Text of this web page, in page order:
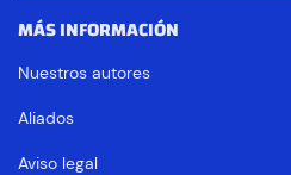
MÁS INFORMACIÓN
Nuestros autores
Aliados
Aviso legal